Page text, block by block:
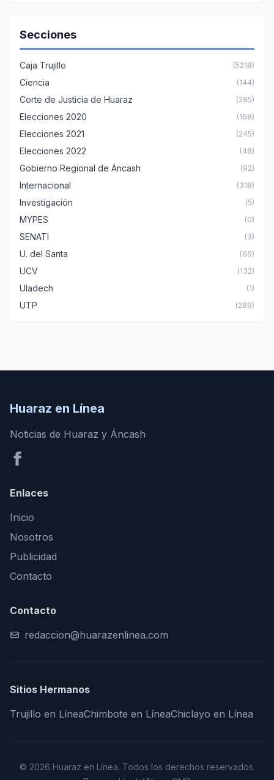
Secciones
Caja Trujillo (5218)
Ciencia (144)
Corte de Justicia de Huaraz (285)
Elecciones 2020 (168)
Elecciones 2021 (245)
Elecciones 2022 (48)
Gobierno Regional de Áncash (92)
Internacional (318)
Investigación (5)
MYPES (0)
SENATI (3)
U. del Santa (66)
UCV (132)
Uladech (1)
UTP (289)
Huaraz en Línea
Noticias de Huaraz y Áncash
Enlaces
Inicio
Nosotros
Publicidad
Contacto
Contacto
redaccion@huarazenlinea.com
Sitios Hermanos
Trujillo en LíneaChimbote en LíneaChiclayo en Línea
© 2026 Huaraz en Línea. Todos los derechos reservados.